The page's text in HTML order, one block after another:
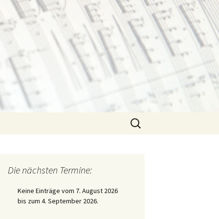
Suchen
nach:
Die nächsten Termine:
Keine Einträge vom 7. August 2026
bis zum 4. September 2026.